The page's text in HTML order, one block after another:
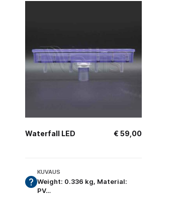
Waterfall LED € 59,00
KUVAUS
Weight: 0.336 kg, Material:
PV…